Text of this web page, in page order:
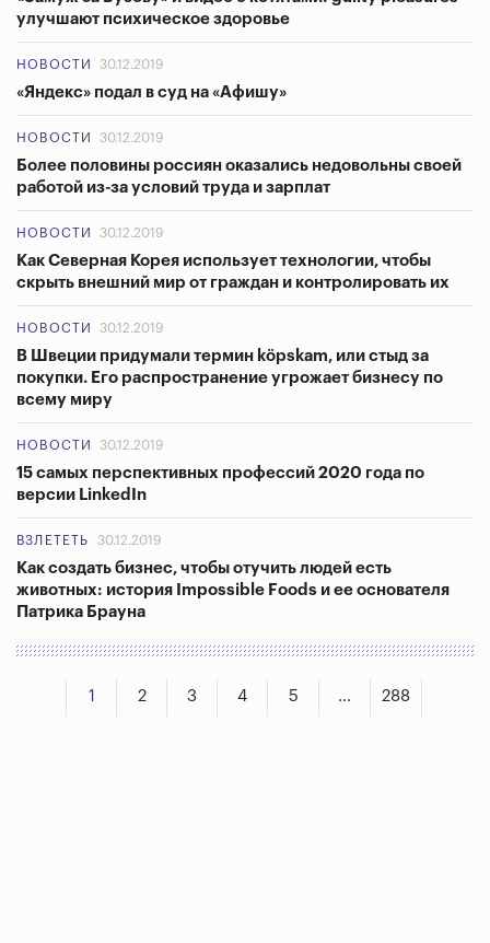
улучшают психическое здоровье
НОВОСТИ 30.12.2019
«Яндекс» подал в суд на «Афишу»
НОВОСТИ 30.12.2019
Более половины россиян оказались недовольны своей
работой из-за условий труда и зарплат
НОВОСТИ 30.12.2019
Как Северная Корея использует технологии, чтобы
скрыть внешний мир от граждан и контролировать их
НОВОСТИ 30.12.2019
В Швеции придумали термин köpskam, или стыд за
покупки. Его распространение угрожает бизнесу по
всему миру
НОВОСТИ 30.12.2019
15 самых перспективных профессий 2020 года по
версии LinkedIn
ВЗЛЕТЕТЬ 30.12.2019
Как создать бизнес, чтобы отучить людей есть
животных: история Impossible Foods и ее основателя
Патрика Брауна
1 2 3 4 5 ... 288